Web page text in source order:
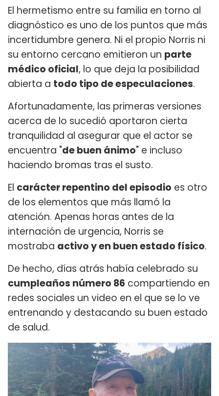
El hermetismo entre su familia en torno al
diagnóstico es uno de los puntos que más
incertidumbre genera. Ni el propio Norris ni
su entorno cercano emitieron un parte
médico oficial, lo que deja la posibilidad
abierta a todo tipo de especulaciones.
Afortunadamente, las primeras versiones
acerca de lo sucedió aportaron cierta
tranquilidad al asegurar que el actor se
encuentra "de buen ánimo" e incluso
haciendo bromas tras el susto.
El carácter repentino del episodio es otro
de los elementos que más llamó la
atención. Apenas horas antes de la
internación de urgencia, Norris se
mostraba activo y en buen estado físico.
De hecho, días atrás había celebrado su
cumpleaños número 86 compartiendo en
redes sociales un video en el que se lo ve
entrenando y destacando su buen estado
de salud.